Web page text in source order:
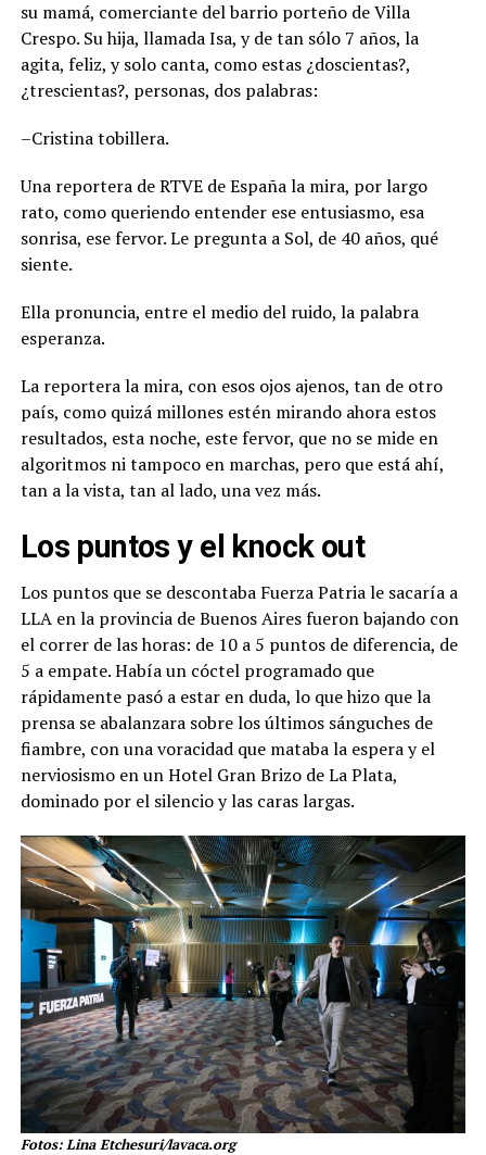
su mamá, comerciante del barrio porteño de Villa
Crespo. Su hija, llamada Isa, y de tan sólo 7 años, la
agita, feliz, y solo canta, como estas ¿doscientas?,
¿trescientas?, personas, dos palabras:
–Cristina tobillera.
Una reportera de RTVE de España la mira, por largo
rato, como queriendo entender ese entusiasmo, esa
sonrisa, ese fervor. Le pregunta a Sol, de 40 años, qué
siente.
Ella pronuncia, entre el medio del ruido, la palabra
esperanza.
La reportera la mira, con esos ojos ajenos, tan de otro
país, como quizá millones estén mirando ahora estos
resultados, esta noche, este fervor, que no se mide en
algoritmos ni tampoco en marchas, pero que está ahí,
tan a la vista, tan al lado, una vez más.
Los puntos y el knock out
Los puntos que se descontaba Fuerza Patria le sacaría a
LLA en la provincia de Buenos Aires fueron bajando con
el correr de las horas: de 10 a 5 puntos de diferencia, de
5 a empate. Había un cóctel programado que
rápidamente pasó a estar en duda, lo que hizo que la
prensa se abalanzara sobre los últimos sánguches de
fiambre, con una voracidad que mataba la espera y el
nerviosismo en un Hotel Gran Brizo de La Plata,
dominado por el silencio y las caras largas.
Fotos: Lina Etchesuri/lavaca.org